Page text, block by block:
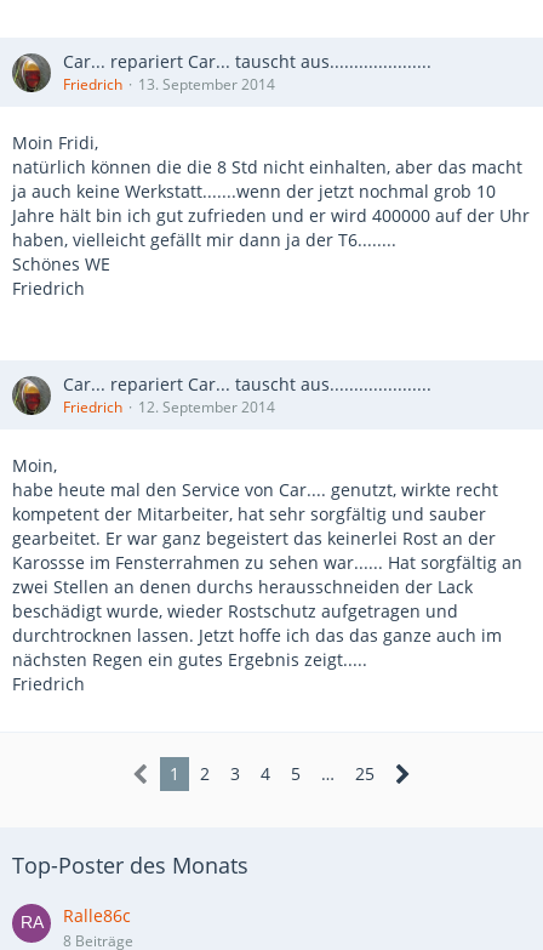
Car... repariert Car... tauscht aus.....................
Friedrich 13. September 2014
Moin Fridi,
natürlich können die die 8 Std nicht einhalten, aber das macht
ja auch keine Werkstatt.......wenn der jetzt nochmal grob 10
Jahre hält bin ich gut zufrieden und er wird 400000 auf der Uhr
haben, vielleicht gefällt mir dann ja der T6........
Schönes WE
Friedrich
Car... repariert Car... tauscht aus.....................
Friedrich 12. September 2014
Moin,
habe heute mal den Service von Car.... genutzt, wirkte recht
kompetent der Mitarbeiter, hat sehr sorgfältig und sauber
gearbeitet. Er war ganz begeistert das keinerlei Rost an der
Karossse im Fensterrahmen zu sehen war...... Hat sorgfältig an
zwei Stellen an denen durchs herausschneiden der Lack
beschädigt wurde, wieder Rostschutz aufgetragen und
durchtrocknen lassen. Jetzt hoffe ich das das ganze auch im
nächsten Regen ein gutes Ergebnis zeigt.....
Friedrich
1 2 3 4 5 … 25
Top-Poster des Monats
Ralle86c
8 Beiträge